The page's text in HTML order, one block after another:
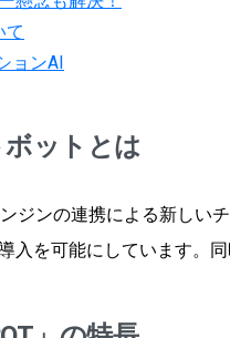
て
ョンAI
ットとは
ジンの連携による新しい
入を可能にしています。